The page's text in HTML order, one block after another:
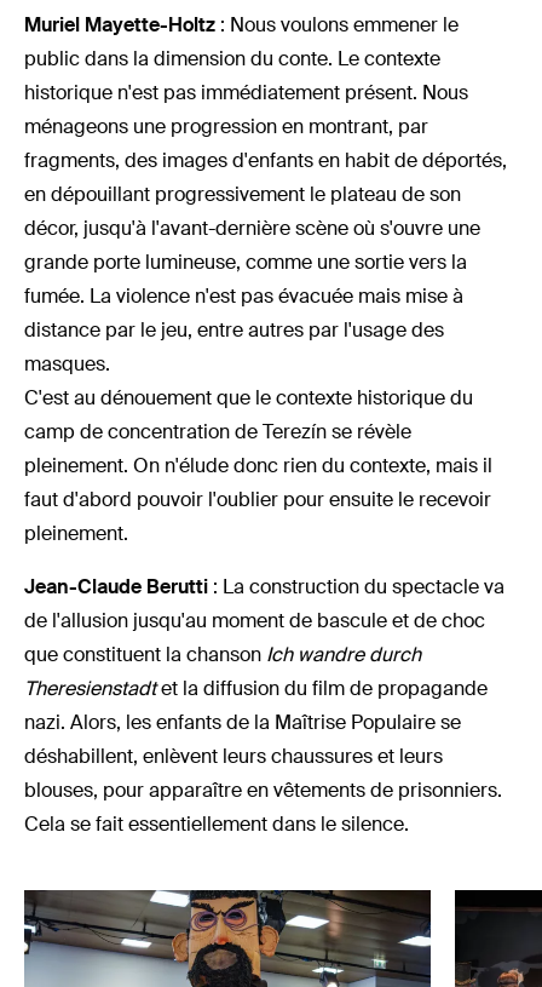
Muriel Mayette-Holtz : Nous voulons emmener le
public dans la dimension du conte. Le contexte
historique n'est pas immédiatement présent. Nous
ménageons une progression en montrant, par
fragments, des images d'enfants en habit de déportés,
en dépouillant progressivement le plateau de son
décor, jusqu'à l'avant-dernière scène où s'ouvre une
grande porte lumineuse, comme une sortie vers la
fumée. La violence n'est pas évacuée mais mise à
distance par le jeu, entre autres par l'usage des
masques.
C'est au dénouement que le contexte historique du
camp de concentration de Terezín se révèle
pleinement. On n'élude donc rien du contexte, mais il
faut d'abord pouvoir l'oublier pour ensuite le recevoir
pleinement.
Jean-Claude Berutti : La construction du spectacle va
de l'allusion jusqu'au moment de bascule et de choc
que constituent la chanson Ich wandre durch
Theresienstadtet la diffusion du film de propagande
nazi. Alors, les enfants de la Maîtrise Populaire se
déshabillent, enlèvent leurs chaussures et leurs
blouses, pour apparaître en vêtements de prisonniers.
Cela se fait essentiellement dans le silence.